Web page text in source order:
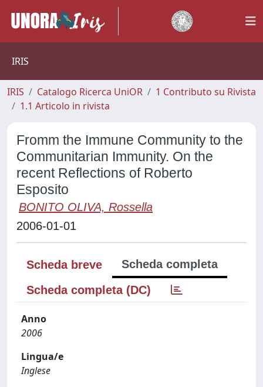
IRIS
IRIS Catalogo Ricerca UniOR
1 Contributo su Rivista
1.1 Articolo in rivista
Fromm the Immune Community to the
Communitarian Immunity. On the
recent Reflections of Roberto
Esposito
BONITO OLIVA, Rossella
2006-01-01
Scheda breve
Scheda completa
Scheda completa (DC)
Anno
2006
Lingua/e
Inglese